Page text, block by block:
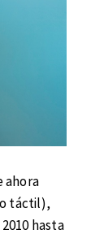
ahora
táctil),
hasta